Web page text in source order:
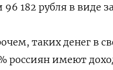
182 рубля в виде
таких денег в
россиян имеют